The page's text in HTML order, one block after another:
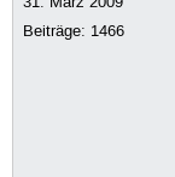
Beiträge: 1466